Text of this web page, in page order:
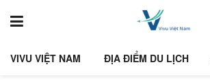
VIVU VIỆT NAM ĐỊA ĐIỂM DU LỊCH